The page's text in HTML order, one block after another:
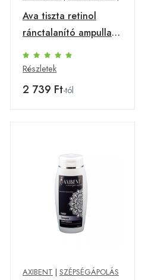
Ava tiszta retinol
ránctalanító ampulla
c+e+f vitaminnal 30 ml
Részletek
2 739 Ft-tól
AXIBENT | SZÉPSÉGÁPOLÁS